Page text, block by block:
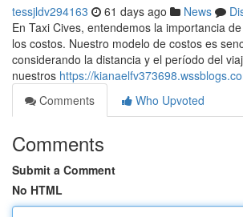
tessjldv294163 61 days ago News
En Taxi Cives, entendemos la importancia
los costos. Nuestro modelo de costos es
considerando la distancia y el período del
nuestros https://
Comments
Who Upvoted
Comments
Submit a Comment
No HTML